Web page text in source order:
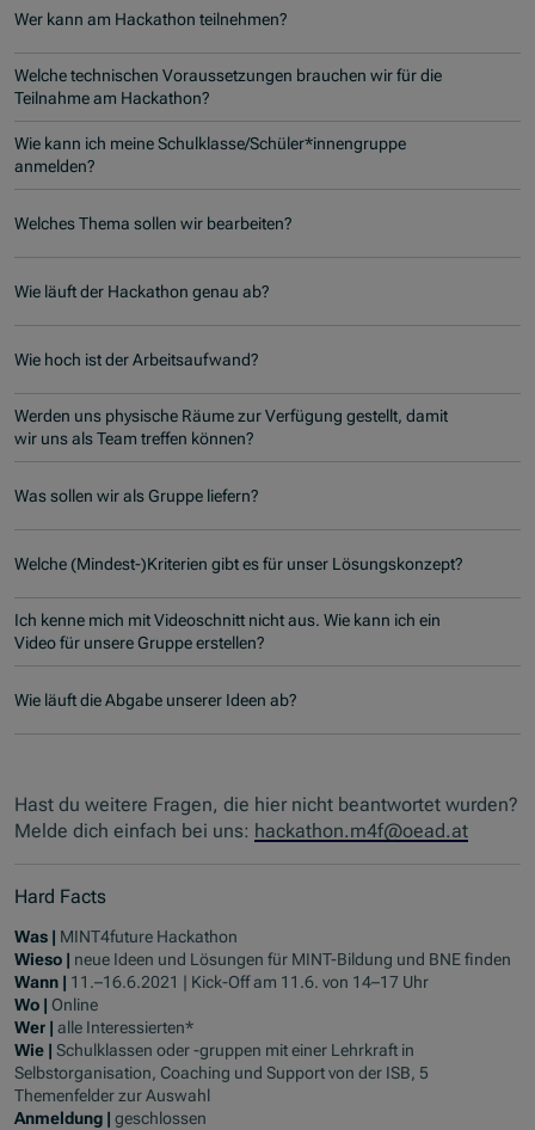
Wer kann am Hackathon teilnehmen?
Welche technischen Voraussetzungen brauchen wir für die
Teilnahme am Hackathon?
Wie kann ich meine Schulklasse/Schüler*innengruppe
anmelden?
Welches Thema sollen wir bearbeiten?
Wie läuft der Hackathon genau ab?
Wie hoch ist der Arbeitsaufwand?
Werden uns physische Räume zur Verfügung gestellt, damit
wir uns als Team treffen können?
Was sollen wir als Gruppe liefern?
Welche (Mindest-)Kriterien gibt es für unser Lösungskonzept?
Ich kenne mich mit Videoschnitt nicht aus. Wie kann ich ein
Video für unsere Gruppe erstellen?
Wie läuft die Abgabe unserer Ideen ab?
Hast du weitere Fragen, die hier nicht beantwortet wurden?
Melde dich einfach bei uns: hackathon.m4f@oead.at
Hard Facts
Was | MINT4future Hackathon
Wieso | neue Ideen und Lösungen für MINT-Bildung und BNE finden
Wann | 11.–16.6.2021 | Kick-Off am 11.6. von 14–17 Uhr
Wo | Online
Wer | alle Interessierten*
Wie | Schulklassen oder -gruppen mit einer Lehrkraft in
Selbstorganisation, Coaching und Support von der ISB, 5
Themenfelder zur Auswahl
Anmeldung | geschlossen